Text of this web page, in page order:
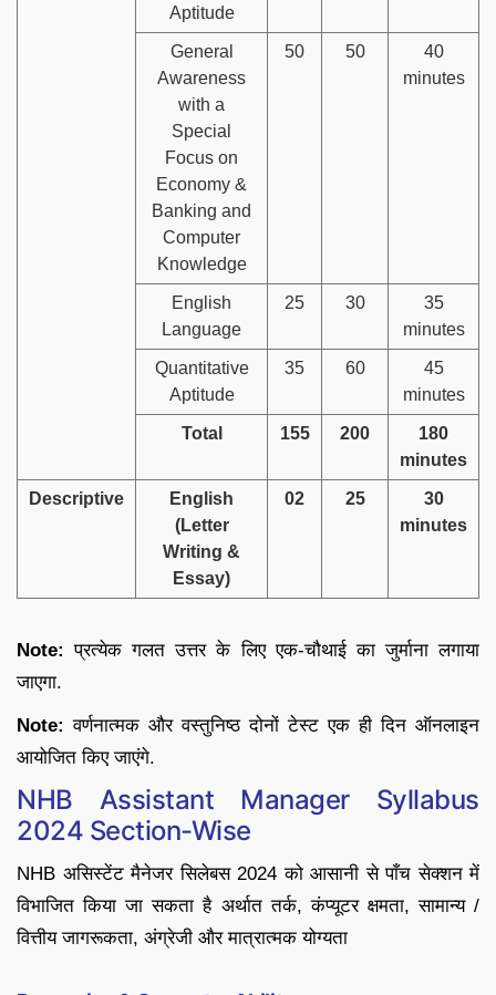
Aptitude
General
Awareness
with a
Special
Focus on
Economy &
Banking and
Computer
Knowledge
50 50
40
minutes
English
Language
25 30
35
minutes
Quantitative
Aptitude
35 60
45
minutes
Total 155 200
180
minutes
Descriptive
English
(Letter
Writing &
Essay)
02 25
30
minutes
Note: प्रत्येक गलत उत्तर के लिए एक-चौथाई का जुर्माना लगाया
जाएगा.
Note: वर्णनात्मक और वस्तुनिष्ठ दोनों टेस्ट एक ही दिन ऑनलाइन
आयोजित किए जाएंगे.
NHB Assistant Manager Syllabus
2024 Section-Wise
NHB असिस्टेंट मैनेजर सिलेबस 2024 को आसानी से पाँच सेक्शन में
विभाजित किया जा सकता है अर्थात तर्क, कंप्यूटर क्षमता, सामान्य /
वित्तीय जागरूकता, अंग्रेजी और मात्रात्मक योग्यता